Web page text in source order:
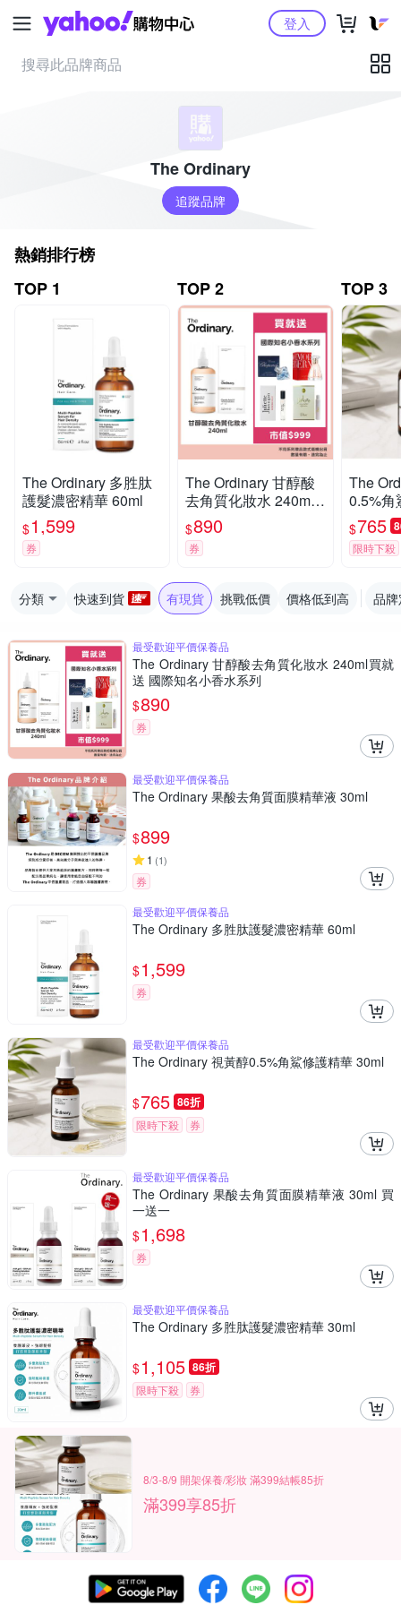
Yahoo購物中心登入
The Ordinary
追蹤品牌
熱銷排行榜
TOP 1
The Ordinary 多胜肽
護髮濃密精華 60ml
$1,599
券
TOP 2
The Ordinary 甘醇酸
去角質化妝水 240ml
買就送 國際知名小香
水系列
$890
券
TOP 3
The
0.5%角
ml
$765
限時下殺
分類 快速到貨 有現貨 挑戰低價 價格低到高 品
最受歡迎平價保養品
The Ordinary 甘醇酸去角質化妝水 240ml買就
送 國際知名小香水系列
$890
券
最受歡迎平價保養品
The Ordinary 果酸去角質面膜精華液 30ml
$899
1 (1)
券
最受歡迎平價保養品
The Ordinary 多胜肽護髮濃密精華 60ml
$1,599
券
最受歡迎平價保養品
The Ordinary 視黃醇0.5%角鯊修護精華 30ml
$765 86折
限時下殺 券
最受歡迎平價保養品
The Ordinary 果酸去角質面膜精華液 30ml 買
一送一
$1,698
券
最受歡迎平價保養品
The Ordinary 多胜肽護髮濃密精華 30ml
$1,105 86折
限時下殺 券
8/3-8/9 開架保養/彩妝 滿399結帳85折
滿399享85折